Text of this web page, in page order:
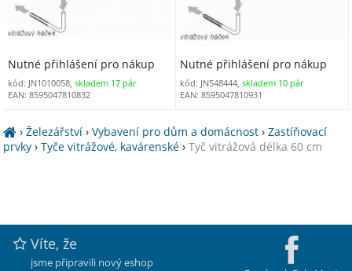
Nutné přihlášení pro nákup
kód: JN1010058, skladem 17 pár
EAN: 8595047810832
Nutné přihlášení pro nákup
kód: JN548444,skladem 10 pár
EAN: 8595047810931
›Železářství ›Vybavení pro dům a domácnost ›Zastíňovací
prvky ›Tyče vitrážové, kavárenské ›Tyč vitrážová délka 60 cm
Víte, že
jsme připravili nový eshop